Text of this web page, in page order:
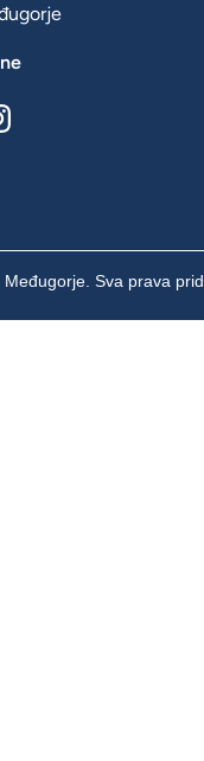
Sva prava